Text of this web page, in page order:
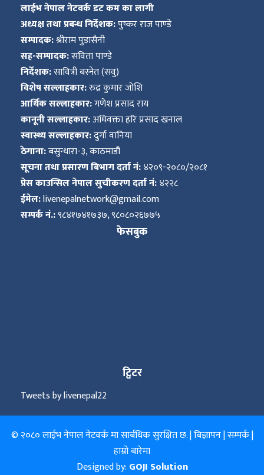
लाईभ नेपाल नेटवर्क डट कम का लागी
अध्यक्ष तथा प्रबन्ध निर्देशक:पुष्कर राज पाण्डे
सम्पादक:श्रीराम पुडासैनी
सह-सम्पादक:सविता पाण्डे
निर्देशक:सावित्री बस्नेत (सवु)
विशेष सल्लाहकार:रुद्र कुमार जोशि
आर्थिक सल्लाहकार:गणेश प्रसाद राय
कानूनी सल्लाहकार:अधिवक्ता हरि प्रसाद खनाल
स्वास्थ्य सल्लाहकार:दुर्गा वानिया
ठेगाना:बसुन्धारा-३, काठमाडौं
सूचना तथा प्रसारण बिभाग दर्ता नं:४२०९-२०८०/२०८१
प्रेस काउन्सिल नेपाल सुचीकरण दर्ता नं:४२२८
ईमेल:livenepalnetwork@gmail.com
सम्पर्क नं.:९८४१७४१७३७, ९८०८०२६७७५
फेसबुक
ट्विटर
Tweets by livenepal22
© २०८० लाईभ नेपाल नेटवर्क मा सार्बधिक सुरक्षित छ. |बिज्ञापन|सम्पर्क|
हाम्रो बारेमा
Designed by: GOJI Solution